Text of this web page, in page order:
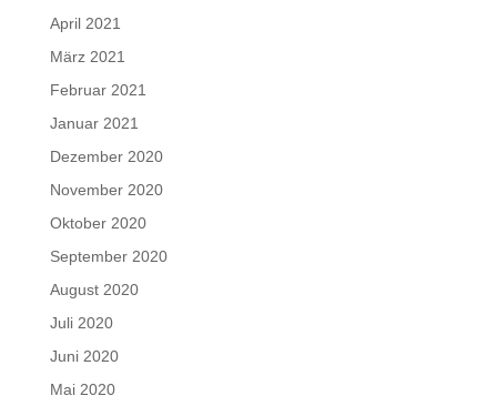
April 2021
März 2021
Februar 2021
Januar 2021
Dezember 2020
November 2020
Oktober 2020
September 2020
August 2020
Juli 2020
Juni 2020
Mai 2020